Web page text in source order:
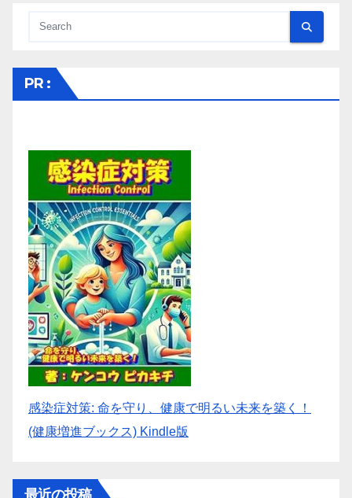
PR :
感染症対策: 命を守り、健康で明るい未来を築く！
(健康増進ブックス) Kindle版